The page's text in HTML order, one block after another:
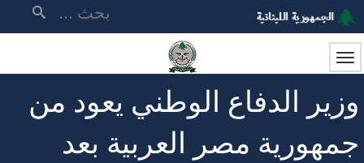
تجاوز
إلى
المحتوى
الرئيسي
وزير الدفاع الوطني يعود من
جمهورية مصر العربية بعد